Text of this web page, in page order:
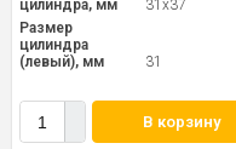
цилиндра, мм
31x37
Размер
цилиндра
(левый), мм
31
В корзину